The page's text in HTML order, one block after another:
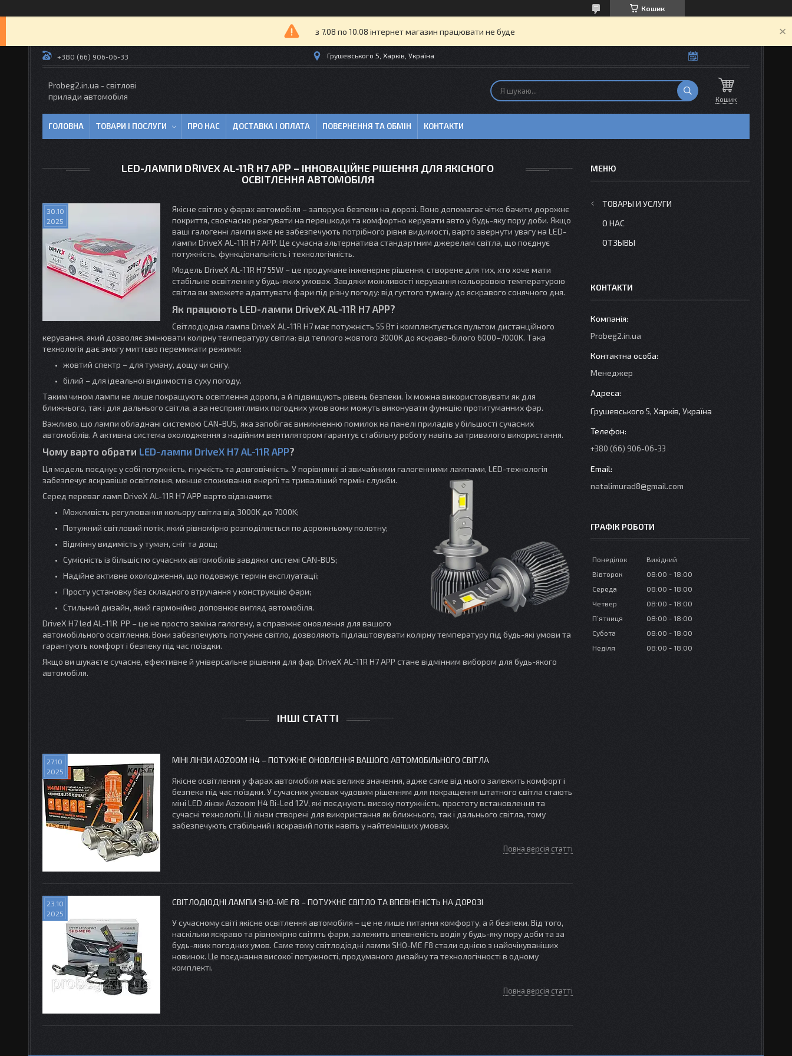
Кошик
з 7.08 по 10.08 інтернет магазин працювати не буде
+380 (66) 906-06-33 Грушевського 5, Харків, Україна
Probeg2.in.ua - світлові
прилади автомобіля
Кошик
ГОЛОВНА ТОВАРИ І ПОСЛУГИ ПРО НАС ДОСТАВКА І ОПЛАТА ПОВЕРНЕННЯ ТА ОБМІН КОНТАКТИ
LED-ЛАМПИ DRIVEX AL-11R H7 APP – ІННОВАЦІЙНЕ РІШЕННЯ ДЛЯ ЯКІСНОГО
ОСВІТЛЕННЯ АВТОМОБІЛЯ
30.10
2025
Якісне світло у фарах автомобіля – запорука безпеки на дорозі. Воно допомагає чітко бачити дорожнє
покриття, своєчасно реагувати на перешкоди та комфортно керувати авто у будь-яку пору доби. Якщо
ваші галогенні лампи вже не забезпечують потрібного рівня видимості, варто звернути увагу на LED-
лампи DriveX AL-11R H7 APP. Це сучасна альтернатива стандартним джерелам світла, що поєднує
потужність, функціональність і технологічність.
Модель DriveX AL-11R H7 55W – це продумане інженерне рішення, створене для тих, хто хоче мати
стабільне освітлення у будь-яких умовах. Завдяки можливості керування кольоровою температурою
світла ви зможете адаптувати фари під різну погоду: від густого туману до яскравого сонячного дня.
Як працюють LED-лампи DriveX AL-11R H7 APP?
Світлодіодна лампа DriveX AL-11R H7 має потужність 55 Вт і комплектується пультом дистанційного
керування, який дозволяє змінювати колірну температуру світла: від теплого жовтого 3000K до яскраво-білого 6000–7000K. Така
технологія дає змогу миттєво перемикати режими:
жовтий спектр – для туману, дощу чи снігу,
білий – для ідеальної видимості в суху погоду.
Таким чином лампи не лише покращують освітлення дороги, а й підвищують рівень безпеки. Їх можна використовувати як для
ближнього, так і для дальнього світла, а за несприятливих погодних умов вони можуть виконувати функцію протитуманних фар.
Важливо, що лампи обладнані системою CAN-BUS, яка запобігає виникненню помилок на панелі приладів у більшості сучасних
автомобілів. А активна система охолодження з надійним вентилятором гарантує стабільну роботу навіть за тривалого використання.
Чому варто обрати LED-лампи DriveX H7 AL-11R APP?
Ця модель поєднує у собі потужність, гнучкість та довговічність. У порівнянні зі звичайними галогенними лампами, LED-технологія
забезпечує яскравіше освітлення, менше споживання енергії та триваліший термін служби.
Серед переваг ламп DriveX AL-11R H7 APP варто відзначити:
Можливість регулювання кольору світла від 3000K до 7000K;
Потужний світловий потік, який рівномірно розподіляється по дорожньому полотну;
Відмінну видимість у туман, сніг та дощ;
Сумісність із більшістю сучасних автомобілів завдяки системі CAN-BUS;
Надійне активне охолодження, що подовжує термін експлуатації;
Просту установку без складного втручання у конструкцію фари;
Стильний дизайн, який гармонійно доповнює вигляд автомобіля.
DriveX H7 led AL-11R PP – це не просто заміна галогену, а справжнє оновлення для вашого
автомобільного освітлення. Вони забезпечують потужне світло, дозволяють підлаштовувати колірну температуру під будь-які умови та
гарантують комфорт і безпеку під час поїздки.
Якщо ви шукаєте сучасне, ефективне й універсальне рішення для фар, DriveX AL-11R H7 APP стане відмінним вибором для будь-якого
автомобіля.
ІНШІ СТАТТІ
27.10
2025
МІНІ ЛІНЗИ AOZOOM H4 – ПОТУЖНЕ ОНОВЛЕННЯ ВАШОГО АВТОМОБІЛЬНОГО СВІТЛА
Якісне освітлення у фарах автомобіля має велике значення, адже саме від нього залежить комфорт і
безпека під час поїздки. У сучасних умовах чудовим рішенням для покращення штатного світла стають
міні LED лінзи Aozoom H4 Bi-Led 12V, які поєднують високу потужність, простоту встановлення та
сучасні технології. Ці лінзи створені для використання як ближнього, так і дальнього світла, тому
забезпечують стабільний і яскравий потік навіть у найтемніших умовах.
Повна версія статті
23.10
2025
СВІТЛОДІОДНІ ЛАМПИ SHO-ME F8 – ПОТУЖНЕ СВІТЛО ТА ВПЕВНЕНІСТЬ НА ДОРОЗІ
У сучасному світі якісне освітлення автомобіля – це не лише питання комфорту, а й безпеки. Від того,
наскільки яскраво та рівномірно світять фари, залежить впевненість водія у будь-яку пору доби та за
будь-яких погодних умов. Саме тому світлодіодні лампи SHO-ME F8 стали однією з найочікуваніших
новинок. Це поєднання високої потужності, продуманого дизайну та технологічності в одному
комплекті.
Повна версія статті
ТОВАРЫ И УСЛУГИ
О НАС
ОТЗЫВЫ
КОНТАКТИ
Probeg2.in.ua
Менеджер
Грушевського 5, Харків, Україна
+380 (66) 906-06-33
natalimurad8@gmail.com
ГРАФІК РОБОТИ
Понеділок
Вихідний
Вівторок
08:00
18:00
Середа
08:00
18:00
Четвер
08:00
18:00
Пʼятниця
08:00
18:00
Субота
08:00
18:00
Неділя
08:00 18:00